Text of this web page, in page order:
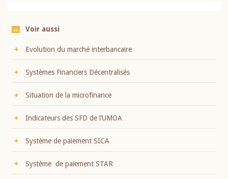
Voir aussi
Evolution du marché interbancaire
Systèmes Financiers Décentralisés
Situation de la microfinance
Indicateurs des SFD de l’UMOA
Système de paiement SICA
Système de paiement STAR